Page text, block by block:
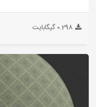
0.298 گیگابایت